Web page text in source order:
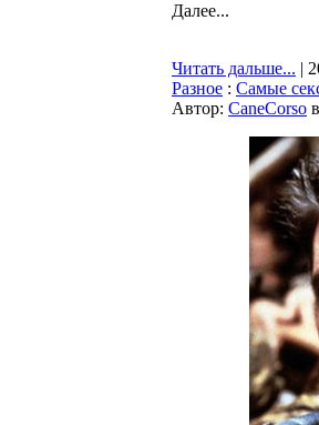
Далее...
Читать дальше... |
Разное : Самые
Автор: CaneCorso